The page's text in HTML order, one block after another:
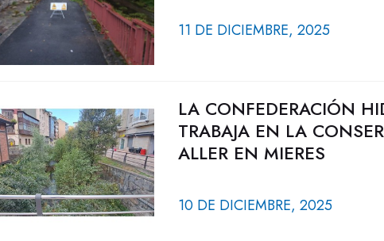
11 DE DICIEMBRE, 2025
LA CONFEDERACIÓN
TRABAJA EN LA
ALLER EN MIERES
10 DE DICIEMBRE, 2025